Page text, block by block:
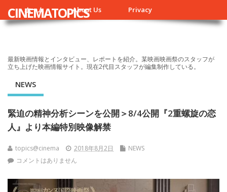
ホーム About Us Privacy
CINEMATOPICS
最新映画情報とインタビュー、レポートを紹介。某映画映画祭のスタッフが
立ち上げた映画情報サイト。現在2代目スタッフが編集制作している。
NEWS
緊迫の精神分析シーンを公開＞8/4公開『2重螺旋の恋
人』より本編特別映像解禁
topics@cinema 2018年8月2日
NEWS
コメントはありません